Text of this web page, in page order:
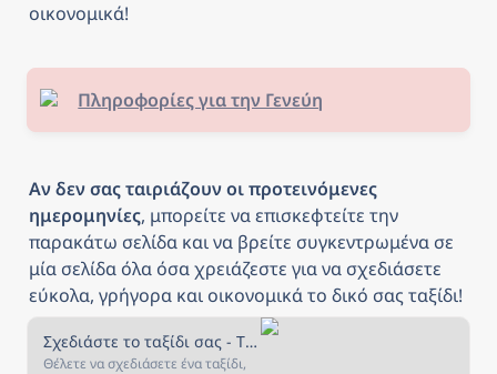
οικονομικά!
Πληροφορίες για την Γενεύη
Αν δεν σας ταιριάζουν οι προτεινόμενες
ημερομηνίες, μπορείτε να επισκεφτείτε την
παρακάτω σελίδα και να βρείτε συγκεντρωμένα σε
μία σελίδα όλα όσα χρειάζεστε για να σχεδιάσετε
εύκολα, γρήγορα και οικονομικά το δικό σας ταξίδι!
Σχεδιάστε το ταξίδι σας - The Daily Traveller
Θέλετε να σχεδιάσετε ένα ταξίδι,